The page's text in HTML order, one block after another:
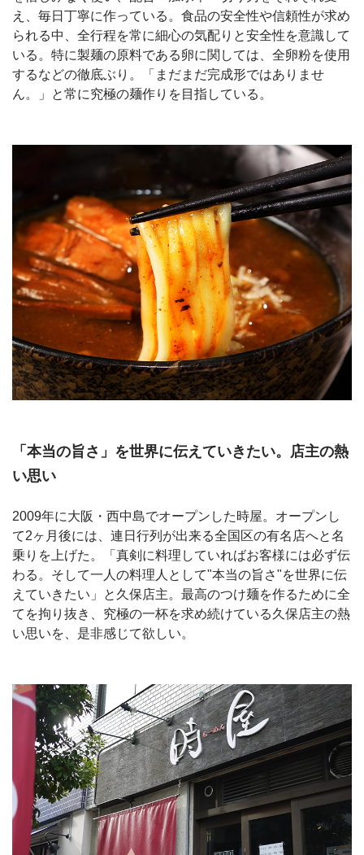
え、毎日丁寧に作っている。食品の安全性や信頼性が求め
られる中、全行程を常に細心の気配りと安全性を意識して
いる。特に製麺の原料である卵に関しては、全卵粉を使用
するなどの徹底ぶり。「まだまだ完成形ではありませ
ん。」と常に究極の麺作りを目指している。
「本当の旨さ」を世界に伝えていきたい。店主の熱
い思い
2009年に大阪・西中島でオープンした時屋。オープンし
て2ヶ月後には、連日行列が出来る全国区の有名店へと名
乗りを上げた。「真剣に料理していればお客様には必ず伝
わる。そして一人の料理人として"本当の旨さ"を世界に伝
えていきたい」と久保店主。最高のつけ麺を作るために全
てを拘り抜き、究極の一杯を求め続けている久保店主の熱
い思いを、是非感じて欲しい。